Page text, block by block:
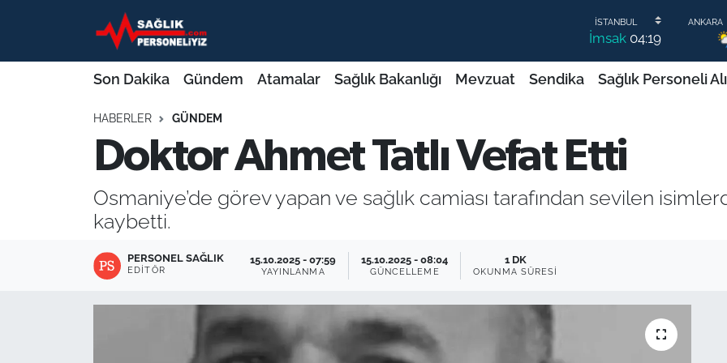
İmsak 04:19
Son Dakika Gündem Atamalar Sağlık Bakanlığı Mevzuat Sendika Sağlık Personeli
HABERLER GÜNDEM
Doktor Ahmet Tatlı Vefat Etti
Osmaniye’de görev yapan ve sağlık camiası tarafından sevilen
kaybetti.
PERSONEL SAĞLIK
EDITÖR
15.10.2025 - 07:59
YAYINLANMA
15.10.2025 - 08:04
GÜNCELLEME
1 DK
OKUNMA SÜRESI
Son Dakika
Atamalar
Mevzuat
Sendika
Sağlık Personeli Alımı
Nöbetçi Eczaneler
Namaz Vakitleri
Süper Lig Puan Durumu ve Fikstür
Tüm Manşetler
Son Dakika Haberleri